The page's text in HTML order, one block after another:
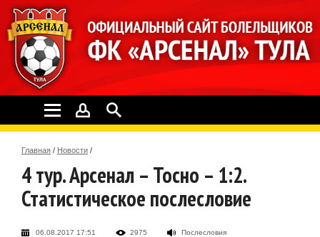
Главная / Новости /
4 тур. Арсенал – Тосно – 1:2.
Статистическое послесловие
06.08.2017 17:51 2975 Послесловия